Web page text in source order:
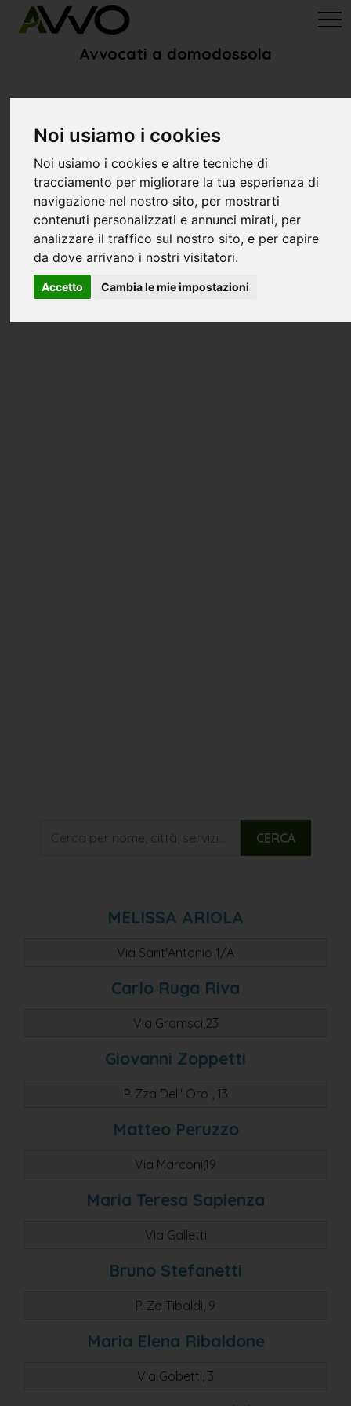
Noi usiamo i cookies
Noi usiamo i cookies e altre tecniche di
tracciamento per migliorare la tua esperienza di
navigazione nel nostro sito, per mostrarti
contenuti personalizzati e annunci mirati, per
analizzare il traffico sul nostro sito, e per capire
da dove arrivano i nostri visitatori.
Accetto Cambia le mie impostazioni
avvo-it>Verbano Cusio Ossola
Avvocati a domodossola
CERCA
MELISSA ARIOLA
Via Sant'Antonio 1/A
Carlo Ruga Riva
Via Gramsci,23
Giovanni Zoppetti
P. Zza Dell' Oro , 13
Matteo Peruzzo
Via Marconi,19
Maria Teresa Sapienza
Via Galletti
Bruno Stefanetti
P. Za Tibaldi, 9
Maria Elena Ribaldone
Via Gobetti, 3